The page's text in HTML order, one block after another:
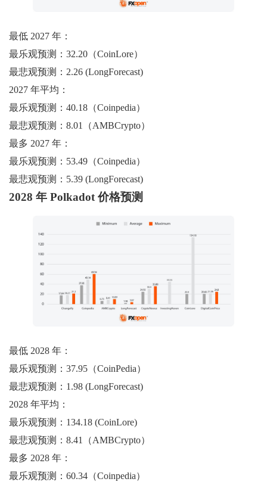
最低 2027 年：
最乐观预测：32.20（CoinLore）
最悲观预测：2.26 (LongForecast)
2027 年平均：
最乐观预测：40.18（Coinpedia）
最悲观预测：8.01（AMBCrypto）
最多 2027 年：
最乐观预测：53.49（Coinpedia）
最悲观预测：5.39 (LongForecast)
2028 年 Polkadot 价格预测
最低 2028 年：
最乐观预测：37.95（CoinPedia）
最悲观预测：1.98 (LongForecast)
2028 年平均：
最乐观预测：134.18 (CoinLore)
最悲观预测：8.41（AMBCrypto）
最多 2028 年：
最乐观预测：60.34（Coinpedia）